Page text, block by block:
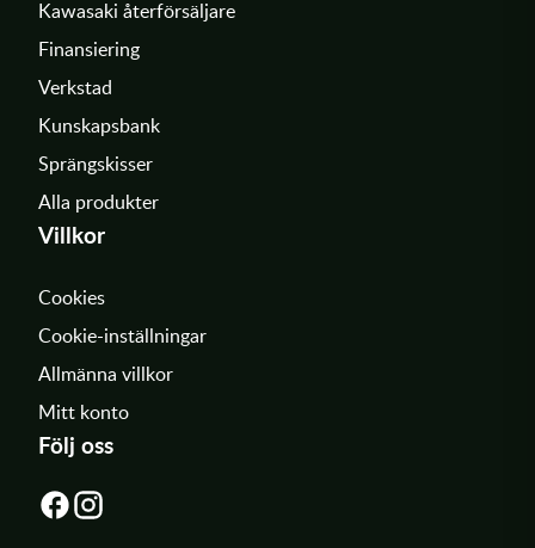
Kawasaki återförsäljare
Finansiering
Verkstad
Kunskapsbank
Sprängskisser
Alla produkter
Villkor
Cookies
Cookie-inställningar
Allmänna villkor
Mitt konto
Följ oss